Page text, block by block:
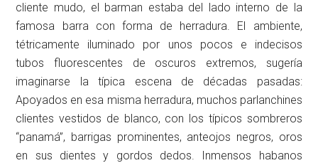
cliente mudo, el barman estaba del lado interno de la
famosa barra con forma de herradura. El ambiente,
tétricamente iluminado por unos pocos e indecisos
tubos fluorescentes de oscuros extremos, sugería
imaginarse la típica escena de décadas pasadas:
Apoyados en esa misma herradura, muchos parlanchines
clientes vestidos de blanco, con los típicos sombreros
“panamá”, barrigas prominentes, anteojos negros, oros
en sus dientes y gordos dedos. Inmensos habanos